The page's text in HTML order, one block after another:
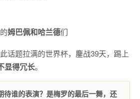
姆巴佩和哈兰德们
话题拉满的世界杯，鏖战39天，踢上
显得冗长。
待谁的表演？是梅罗的最后一舞，还